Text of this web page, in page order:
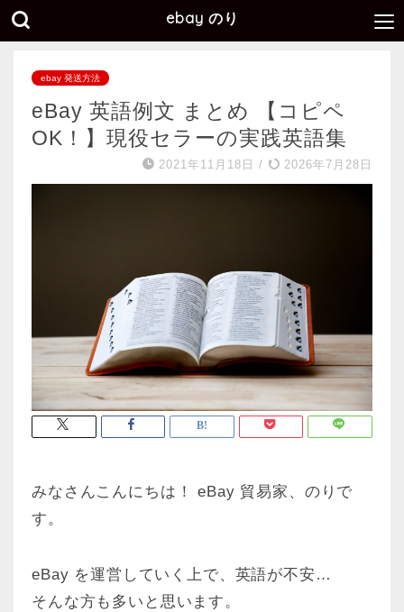
ebay のり
ebay 発送方法
eBay 英語例文 まとめ 【コピペ
OK！】現役セラーの実践英語集
2021年11月18日 / 2026年7月28日
みなさんこんにちは！ eBay 貿易家、のりで
す。
eBay を運営していく上で、英語が不安…
そんな方も多いと思います。